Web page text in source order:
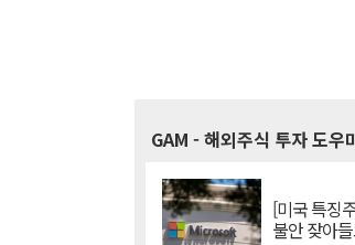
GAM - 해외주식 투자 도우
[미국 특징
불안 잦아